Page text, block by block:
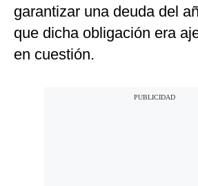
garantizar una deuda del
que dicha obligación era
en cuestión.